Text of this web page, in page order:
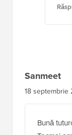
Sanmeet
18 septembrie
Bună